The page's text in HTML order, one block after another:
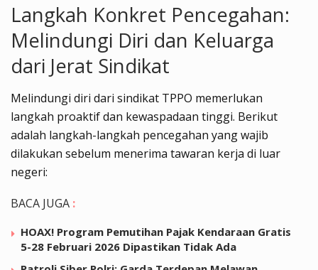
Langkah Konkret Pencegahan:
Melindungi Diri dan Keluarga
dari Jerat Sindikat
Melindungi diri dari sindikat TPPO memerlukan
langkah proaktif dan kewaspadaan tinggi. Berikut
adalah langkah-langkah pencegahan yang wajib
dilakukan sebelum menerima tawaran kerja di luar
negeri:
BACA JUGA :
HOAX! Program Pemutihan Pajak Kendaraan Gratis
5-28 Februari 2026 Dipastikan Tidak Ada